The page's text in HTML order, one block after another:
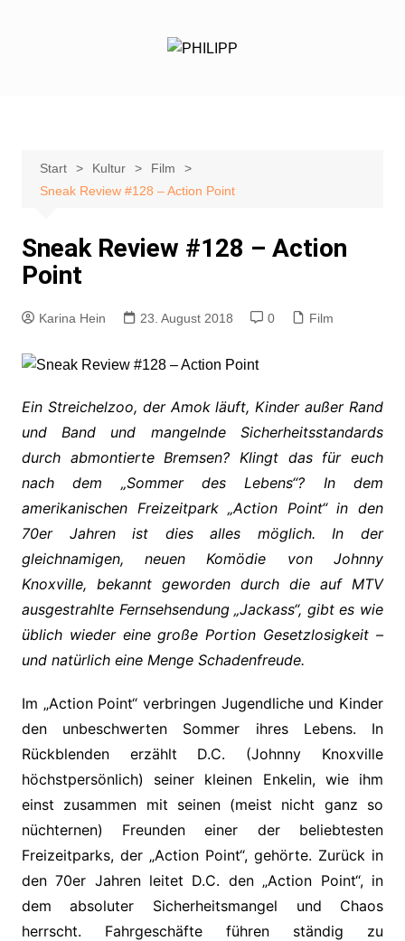
Start Kultur
Film
Sneak Review #128 – Action Point
Sneak Review #128 – Action
Point
Karina Hein 23. August 2018 0 Film
Ein Streichelzoo, der Amok läuft, Kinder außer Rand
und Band und mangelnde Sicherheitsstandards
durch abmontierte Bremsen? Klingt das für euch
nach dem „Sommer des Lebens“? In dem
amerikanischen Freizeitpark „Action Point“ in den
70er Jahren ist dies alles möglich. In der
gleichnamigen, neuen Komödie von Johnny
Knoxville, bekannt geworden durch die auf MTV
ausgestrahlte Fernsehsendung „Jackass“, gibt es wie
üblich wieder eine große Portion Gesetzlosigkeit –
und natürlich eine Menge Schadenfreude.
Im „Action Point“ verbringen Jugendliche und Kinder
den unbeschwerten Sommer ihres Lebens. In
Rückblenden erzählt D.C. (Johnny Knoxville
höchstpersönlich) seiner kleinen Enkelin, wie ihm
einst zusammen mit seinen (meist nicht ganz so
nüchternen) Freunden einer der beliebtesten
Freizeitparks, der „Action Point“, gehörte. Zurück in
den 70er Jahren leitet D.C. den „Action Point“, in
dem absoluter Sicherheitsmangel und Chaos
herrscht. Fahrgeschäfte führen ständig zu